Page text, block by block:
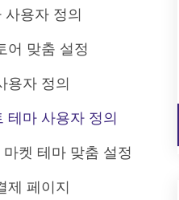
용자 정의
어 맞춤 설정
용자 정의
테마 사용자 정의
켓 테마 맞춤 설정
제 페이지